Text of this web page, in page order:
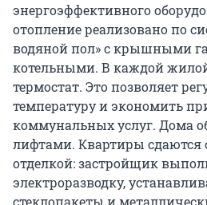
энергоэффективного
отопление реализовано по
водяной пол» с крышными
котельными. В каждой
термостат. Это позволяет
температуру и экономить
коммунальных услуг. Дома
лифтами. Квартиры сдаются
отделкой: застройщик
электроразводку,
стеклопакеты и